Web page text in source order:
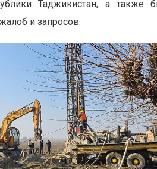
Таджикистан, а также
и запросов.